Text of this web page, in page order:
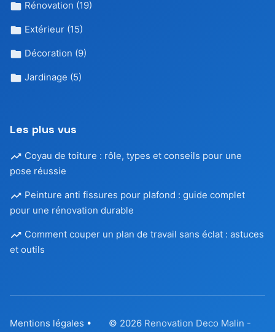
Rénovation (19)
Extérieur (15)
Décoration (9)
Jardinage (5)
Les plus vus
Coyau de toiture : rôle, types et conseils pour une
pose réussie
Peinture anti fissures pour plafond : guide complet
pour une rénovation durable
Comment couper un plan de travail sans éclat : astuces
et outils
Mentions légales • © 2026 Renovation Deco Malin -